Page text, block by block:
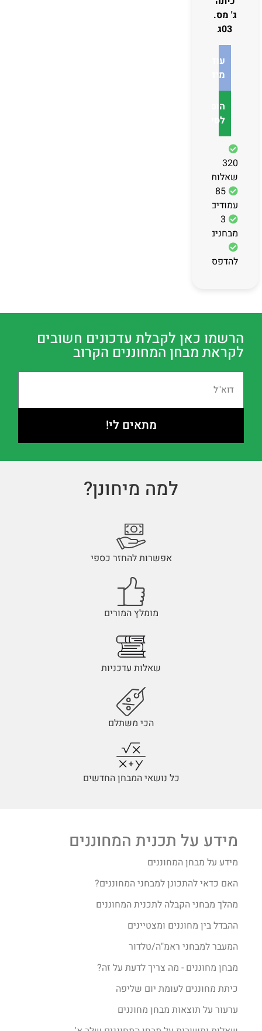
320
שאלות
85
עמודים
3
מבחנים
להדפסה
ג' מס.
03ג
עוד
מידע
הוספה
לסל
הרשמו כאן לקבלת עדכונים חשובים
לקראת מבחן המחוננים הקרוב
מתאים לי!
למה מיחונן?
אפשרות להחזר כספי
מומלץ המורים
שאלות עדכניות
הכי משתלם
כל נושאי המבחן החדשים
מידע על תכנית המחוננים
מידע על מבחן המחוננים
האם כדאי להתכונן למבחני המחוננים?
מהלך מבחני הקבלה לתכנית המחוננים
ההבדל בין מחוננים ומצטיינים
המעבר למבחני ראמ"ה/טלדור
מבחן מחוננים - מה צריך לדעת על זה?
כיתת מחוננים לעומת יום שליפה
ערעור על תוצאות מבחן מחוננים